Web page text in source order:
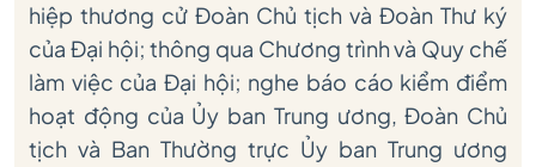
hiệp thương cử Đoàn Chủ tịch và Đoàn Thư ký
của Đại hội; thông qua Chương trình và Quy chế
làm việc của Đại hội; nghe báo cáo kiểm điểm
hoạt động của Ủy ban Trung ương, Đoàn Chủ
tịch và Ban Thường trực Ủy ban Trung ương